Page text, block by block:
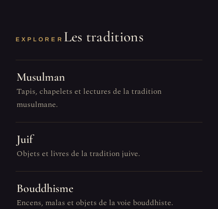
EXPLORER Les traditions
Musulman
Tapis, chapelets et lectures de la tradition
musulmane.
Juif
Objets et livres de la tradition juive.
Bouddhisme
Encens, malas et objets de la voie bouddhiste.